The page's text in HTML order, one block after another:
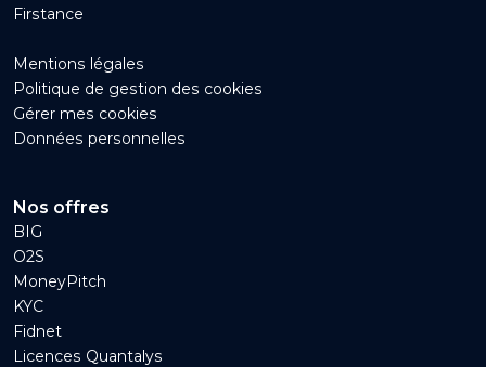
Firstance
Mentions légales
Politique de gestion des cookies
Gérer mes cookies
Données personnelles
Nos offres
BIG
O2S
MoneyPitch
KYC
Fidnet
Licences Quantalys